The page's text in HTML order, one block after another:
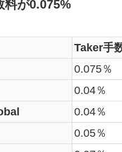
料が0.075%
Taker手
0.075％
0.04％
0.04％
0.05％